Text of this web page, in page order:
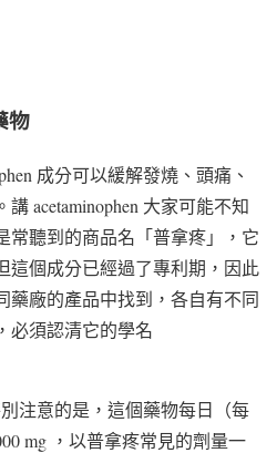
物
成分可以緩解發燒、頭痛、
acetaminophen 大家可能不知
常聽到的商品名「普拿疼」，它
這個成分已經過了專利期，因此
藥廠的產品中找到，各自有不同
必須認清它的學名
別注意的是，這個藥物每日（每
mg ，以普拿疼常見的劑量一